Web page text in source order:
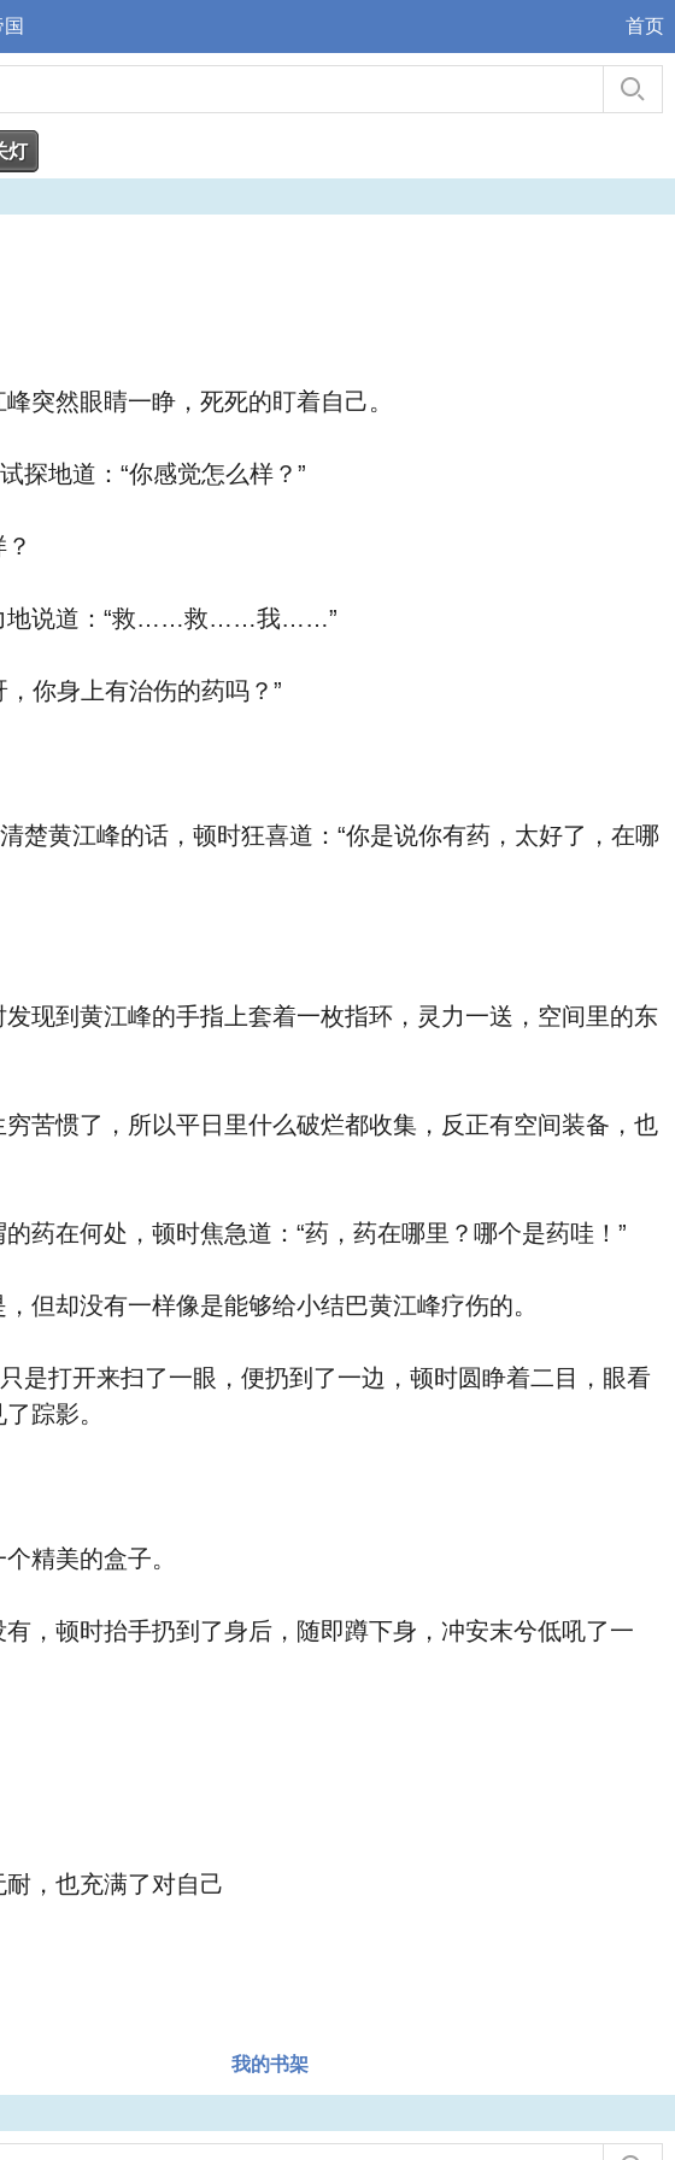
首页
灯
然眼睛一睁，死死的盯着自己。
地道：“你感觉怎么样？”
力地说道：“救……救……我……”
你身上有治伤的药吗？”
黄江峰的话，顿时狂喜道：“你是说你有药，太好了，在哪
到黄江峰的手指上套着一枚指环，灵力一送，空间里的东
惯了，所以平日里什么破烂都收集，反正有空间装备，也
在何处，顿时焦急道：“药，药在哪里？哪个是药哇！”
却没有一样像是能够给小结巴黄江峰疗伤的。
开来扫了一眼，便扔到了一边，顿时圆睁着二目，眼看
踪影。
精美的盒子。
顿时抬手扔到了身后，随即蹲下身，冲安末兮低吼了一
，也充满了对自己
我的书架